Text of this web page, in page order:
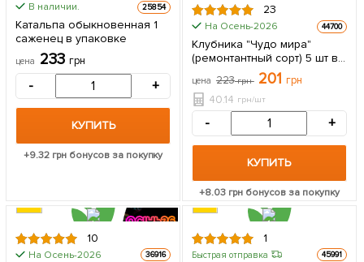
В наличии. 25854
Катальпа обыкновенная 1
саженец в упаковке
цена 233грн
- +
КУПИТЬ
+9.32грн бонусов за покупку
ЦЕНА ЗА
5шт
23
На Осень-2026 44700
Клубника "Чудо мира"
(ремонтантный сорт) 5 шт в
цена 223грн 201 грн
40.14 грн/шт
- +
КУПИТЬ
+8.03грн бонусов за покупку
10
На Осень-2026 36916
1
Быстрая отправка 45991